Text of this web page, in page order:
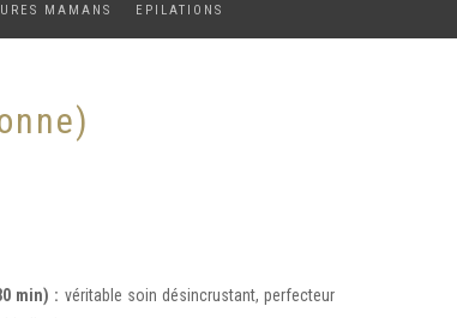
MAMANS EPILATIONS
min) : véritable soin désincrustant, perfecteur